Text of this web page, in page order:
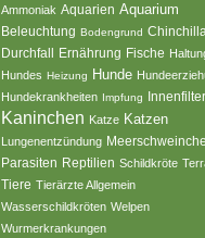
Ammoniak Aquarien Aquarium
Beleuchtung Bodengrund
Durchfall Ernährung Fische
Hundes Heizung Hunde
Hundekrankheiten Impfung
Kaninchen Katze Katzen
Lungenentzündung
Parasiten Reptilien Schildkröte
Tiere Tierärzte Allgemein
Wasserschildkröten Welpen
Wurmerkrankungen